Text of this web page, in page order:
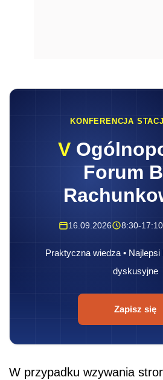
KONFERENCJA
V
Forum
16.09.2026 8:30-17:10
Praktyczna wiedza • Najlepsi
dyskusyjne
Zapisz się
W przypadku wzywania